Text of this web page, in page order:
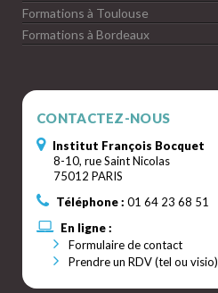
Formations à Toulouse
Formations à Bordeaux
CONTACTEZ-NOUS
Institut François Bocquet
8-10, rue Saint Nicolas
75012 PARIS
Téléphone : 01 64 23 68 51
En ligne :
Formulaire de contact
Prendre un RDV (tel ou visio)